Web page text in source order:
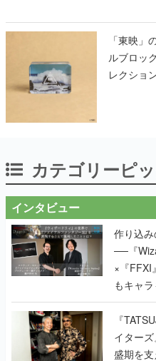
「東映」
ルブロッ
レクショ
カテゴリーピ
インタビュー
作り込
──『
×『FFXI
もキャ
で作り
く
『
イター
盛期を